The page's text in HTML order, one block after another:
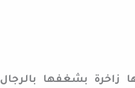
بشغفها بالرجال